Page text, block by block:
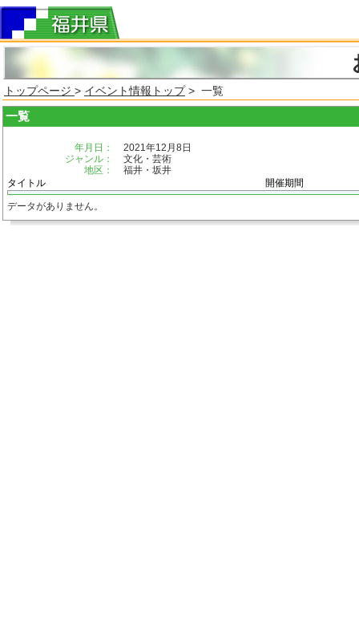
トップページ > イベント情報トップ> 一覧
一覧
年月日：
2021年12月8日
ジャンル：
文化・芸術
地区：
福井・坂井
タイトル
開催期間
データがありません。